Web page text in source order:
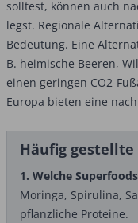
solltest, können auch
legst. Regionale
Bedeutung. Eine
B. heimische Beeren,
einen geringen CO2-
Europa bieten eine
Häufig gestellte
1. Welche
Moringa, Spirulina,
pflanzliche Proteine.